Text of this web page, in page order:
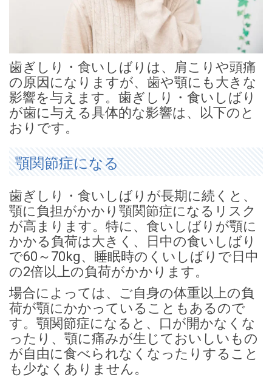
歯ぎしり・食いしばりは、肩こりや頭痛
の原因になりますが、歯や顎にも大きな
影響を与えます。歯ぎしり・食いしばり
が歯に与える具体的な影響は、以下のと
おりです。
顎関節症になる
歯ぎしり・食いしばりが長期に続くと、
顎に負担がかかり顎関節症になるリスク
が高まります。特に、食いしばりが顎に
かかる負荷は大きく、日中の食いしばり
で60～70kg、睡眠時のくいしばりで日中
の2倍以上の負荷がかかります。
場合によっては、ご自身の体重以上の負
荷が顎にかかっていることもあるので
す。顎関節症になると、口が開かなくな
ったり、顎に痛みが生じておいしいもの
が自由に食べられなくなったりすること
も少なくありません。